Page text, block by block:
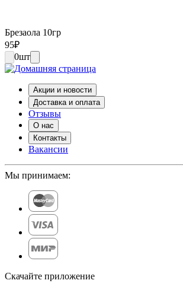
Брезаола 10гр
95₽
0шт
Акции и новости
Доставка и оплата
Отзывы
О нас
Контакты
Вакансии
Мы принимаем:
Скачайте приложение